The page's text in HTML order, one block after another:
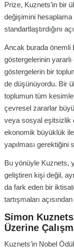
Prize, Kuznets’in bir
değişimini hesaplama
standartlaştırdığını
Ancak burada önemli
göstergelerinin
göstergelerin bir
de düşünüyordu. Bir
toplumun tüm
çevresel zararlar
veya sosyal eşitsizlik
ekonomik büyüklük
yapılması gerektiğini
Bu yönüyle Kuznets,
geliştiren kişi değil,
da fark eden bir
tartışmaları
Simon
Üzerine
Kuznets’in Nobel